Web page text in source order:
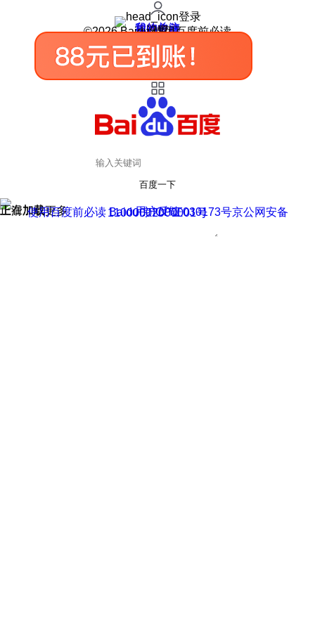
登录
我的关注
我的收藏
皮肤中心
用户反馈
设置
©2026 Baidu 使用百度前必读
百度一下
正在加载
上滑加载更多 用户反馈
使用百度前必读 Baidu 京ICP证030173号
京公网安备11000002000001号